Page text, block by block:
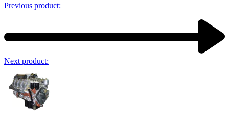
Previous product:
Next product: